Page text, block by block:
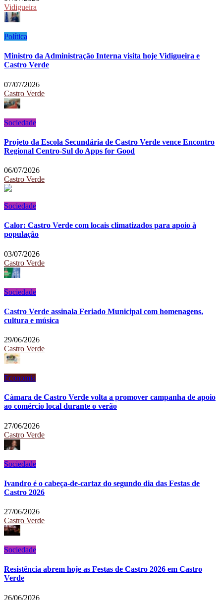
Vidigueira
Política
Ministro da Administração Interna visita hoje Vidigueira e
Castro Verde
07/07/2026
Castro Verde
Sociedade
Projeto da Escola Secundária de Castro Verde vence Encontro
Regional Centro-Sul do Apps for Good
06/07/2026
Castro Verde
Sociedade
Calor: Castro Verde com locais climatizados para apoio à
população
03/07/2026
Castro Verde
Sociedade
Castro Verde assinala Feriado Municipal com homenagens,
cultura e música
29/06/2026
Castro Verde
Economia
Càmara de Castro Verde volta a promover campanha de apoio
ao comércio local durante o verão
27/06/2026
Castro Verde
Sociedade
Ivandro é o cabeça-de-cartaz do segundo dia das Festas de
Castro 2026
27/06/2026
Castro Verde
Sociedade
Resistência abrem hoje as Festas de Castro 2026 em Castro
Verde
26/06/2026